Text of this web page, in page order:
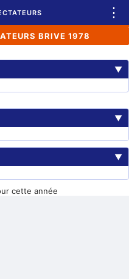
⋮
BRIVE 1978
▼
▼
▼
cette année